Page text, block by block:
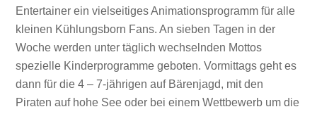
Entertainer ein vielseitiges Animationsprogramm für alle
kleinen Kühlungsborn Fans. An sieben Tagen in der
Woche werden unter täglich wechselnden Mottos
spezielle Kinderprogramme geboten. Vormittags geht es
dann für die 4 – 7-jährigen auf Bärenjagd, mit den
Piraten auf hohe See oder bei einem Wettbewerb um die